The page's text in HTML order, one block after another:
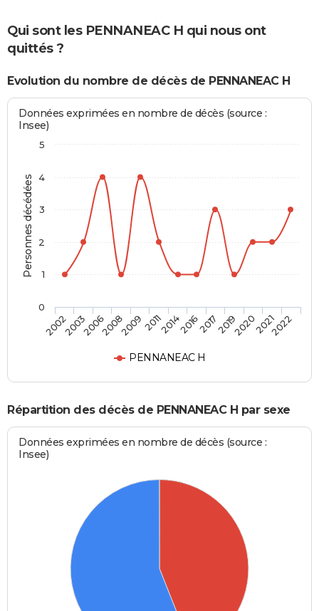
Qui sont les PENNANEAC H qui nous ont
quittés ?
Evolution du nombre de décès de PENNANEAC H
Personnes décédées
Données exprimées en nombre de décès (source :
Insee)
PENNANEAC H
2002200320062008200920112014201620172019202020212022
0
1
2
3
4
5
Répartition des décès de PENNANEAC H par sexe
Données exprimées en nombre de décès (source :
Insee)